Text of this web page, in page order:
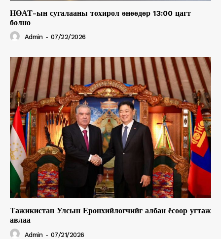
НӨАТ-ын сугалааны тохирол өнөөдөр 13:00 цагт
болно
Admin - 07/22/2026
Тажикистан Улсын Ерөнхийлөгчийг албан ёсоор угтаж
авлаа
Admin - 07/21/2026